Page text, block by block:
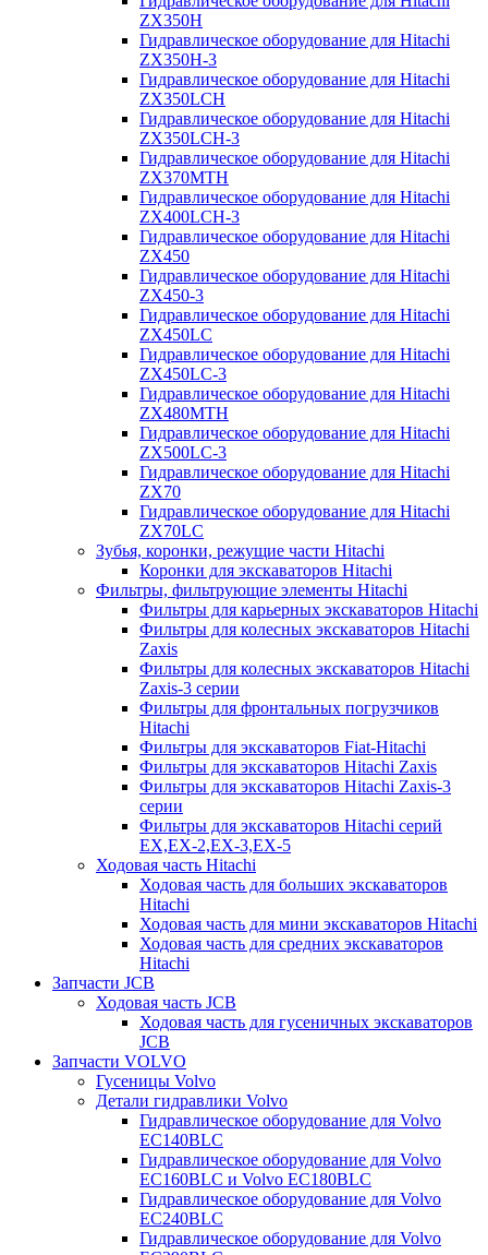
ZX350H
Гидравлическое оборудование для Hitachi
ZX350H-3
Гидравлическое оборудование для Hitachi
ZX350LCH
Гидравлическое оборудование для Hitachi
ZX350LCH-3
Гидравлическое оборудование для Hitachi
ZX370MTH
Гидравлическое оборудование для Hitachi
ZX400LCH-3
Гидравлическое оборудование для Hitachi
ZX450
Гидравлическое оборудование для Hitachi
ZX450-3
Гидравлическое оборудование для Hitachi
ZX450LC
Гидравлическое оборудование для Hitachi
ZX450LC-3
Гидравлическое оборудование для Hitachi
ZX480MTH
Гидравлическое оборудование для Hitachi
ZX500LC-3
Гидравлическое оборудование для Hitachi
ZX70
Гидравлическое оборудование для Hitachi
ZX70LC
Зубья, коронки, режущие части Hitachi
Коронки для экскаваторов Hitachi
Фильтры, фильтрующие элементы Hitachi
Фильтры для карьерных экскаваторов Hitachi
Фильтры для колесных экскаваторов Hitachi
Zaxis
Фильтры для колесных экскаваторов Hitachi
Zaxis-3 серии
Фильтры для фронтальных погрузчиков
Hitachi
Фильтры для экскаваторов Fiat-Hitachi
Фильтры для экскаваторов Hitachi Zaxis
Фильтры для экскаваторов Hitachi Zaxis-3
серии
Фильтры для экскаваторов Hitachi серий
EX,EX-2,EX-3,EX-5
Ходовая часть Hitachi
Ходовая часть для больших экскаваторов
Hitachi
Ходовая часть для мини экскаваторов Hitachi
Ходовая часть для средних экскаваторов
Hitachi
Запчасти JCB
Ходовая часть JCB
Ходовая часть для гусеничных экскаваторов
JCB
Запчасти VOLVO
Гусеницы Volvo
Детали гидравлики Volvo
Гидравлическое оборудование для Volvo
EC140BLC
Гидравлическое оборудование для Volvo
EC160BLC и Volvo EC180BLC
Гидравлическое оборудование для Volvo
EC240BLC
Гидравлическое оборудование для Volvo